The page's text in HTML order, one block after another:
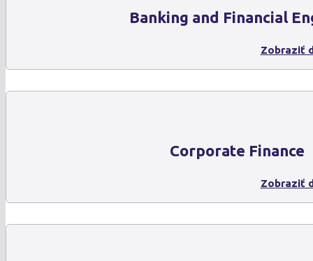
Banking and Financial
Zobraziť
Corporate Finance
Zobraziť